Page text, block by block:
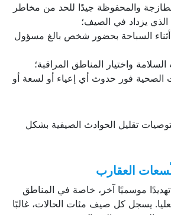
والمحفوظة جيدًا للحد من مخاطر
الذي يزداد في الصيف؛
أثناء السباحة بحضور شخص بالغ مسؤول
السلامة واختيار المناطق المراقبة؛
الصحية فور حدوث أي إعياء أو لسعة أو
تقليل الحوادث الصيفية بشكل
العقارب
موسميًا آخر، خاصة في المناطق
يسجل كل صيف مئات الحالات، غالبًا